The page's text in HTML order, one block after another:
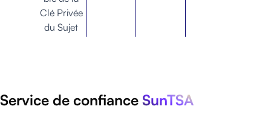
Clé Privée
du Sujet
Service de confiance SunTSA